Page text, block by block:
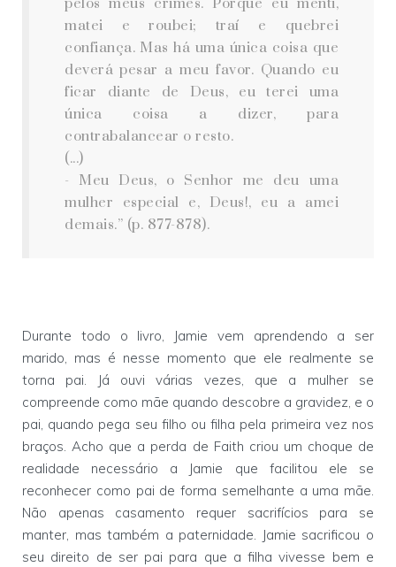
matei e roubei; traí e quebrei
confiança. Mas há uma única coisa que
deverá pesar a meu favor. Quando eu
ficar diante de Deus, eu terei uma
única coisa a dizer, para
contrabalancear o resto.
(...)
- Meu Deus, o Senhor me deu uma
mulher especial e, Deus!, eu a amei
demais.” (p. 877-878).
Durante todo o livro, Jamie vem aprendendo a ser
marido, mas é nesse momento que ele realmente se
torna pai. Já ouvi várias vezes, que a mulher se
compreende como mãe quando descobre a gravidez, e o
pai, quando pega seu filho ou filha pela primeira vez nos
braços. Acho que a perda de Faith criou um choque de
realidade necessário a Jamie que facilitou ele se
reconhecer como pai de forma semelhante a uma mãe.
Não apenas casamento requer sacrifícios para se
manter, mas também a paternidade. Jamie sacrificou o
seu direito de ser pai para que a filha vivesse bem e